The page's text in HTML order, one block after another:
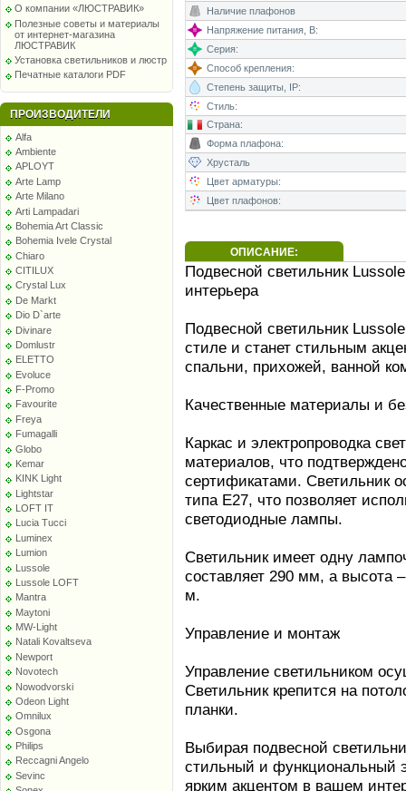
О компании «ЛЮСТРАВИК»
Полезные советы и материалы
от интернет-магазина
ЛЮСТРАВИК
Установка светильников и люстр
Печатные каталоги PDF
ПРОИЗВОДИТЕЛИ
Alfa
Ambiente
APLOYT
Arte Lamp
Arte Milano
Arti Lampadari
Bohemia Art Classic
Bohemia Ivele Crystal
Chiaro
CITILUX
Crystal Lux
De Markt
Dio D`arte
Divinare
Domlustr
ELETTO
Evoluce
F-Promo
Favourite
Freya
Fumagalli
Globo
Kemar
KINK Light
Lightstar
LOFT IT
Lucia Tucci
Luminex
Lumion
Lussole
Lussole LOFT
Mantra
Maytoni
MW-Light
Natali Kovaltseva
Newport
Novotech
Nowodvorski
Odeon Light
Omnilux
Osgona
Philips
Reccagni Angelo
Sevinc
Наличие плафонов
Напряжение питания, В:
Серия:
Способ крепления:
Степень защиты, IP:
Стиль:
Страна:
Форма плафона:
Хрусталь
Цвет арматуры:
Цвет плафонов:
ОПИСАНИЕ:
Подвесной светильник
интерьера
Подвесной светильник
стиле и станет стильным
спальни, прихожей, ванной
Качественные материалы и
Каркас и электропроводка
материалов, что
сертификатами. Светильник
типа E27, что позволяет
светодиодные лампы.
Светильник имеет одну
составляет 290 мм, а высота
м.
Управление и монтаж
Управление светильником
Светильник крепится на
планки.
Выбирая подвесной
стильный и функциональный
ярким акцентом в вашем